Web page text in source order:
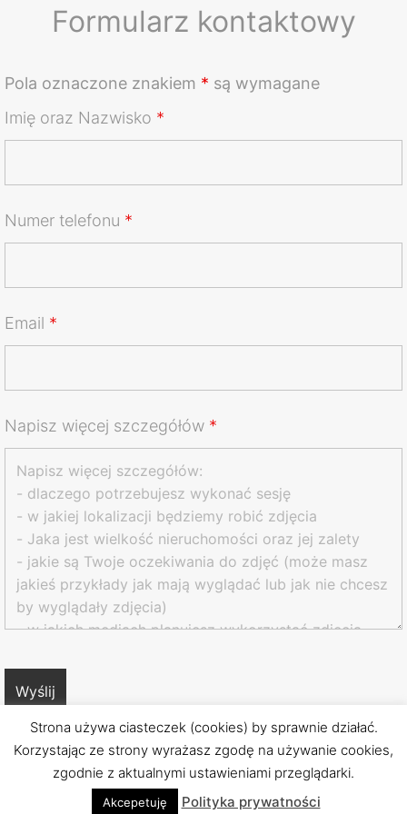
Formularz kontaktowy
Pola oznaczone znakiem * są wymagane
Imię oraz Nazwisko *
Numer telefonu *
Email *
Napisz więcej szczegółów *
kontakt@robertchmara.com
+48 691449975
Strona używa ciasteczek (cookies) by sprawnie działać.
Korzystając ze strony wyrażasz zgodę na używanie cookies,
zgodnie z aktualnymi ustawieniami przeglądarki.
Akcepetuję Polityka prywatności